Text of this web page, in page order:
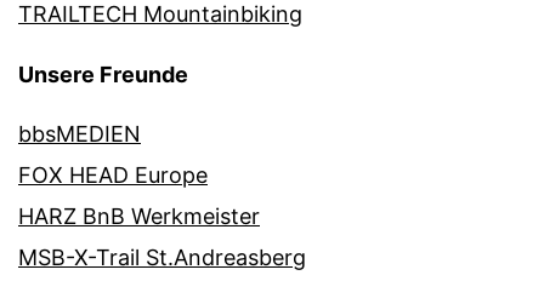
TRAILTECH Mountainbiking
Unsere Freunde
bbsMEDIEN
FOX HEAD Europe
HARZ BnB Werkmeister
MSB-X-Trail St.Andreasberg